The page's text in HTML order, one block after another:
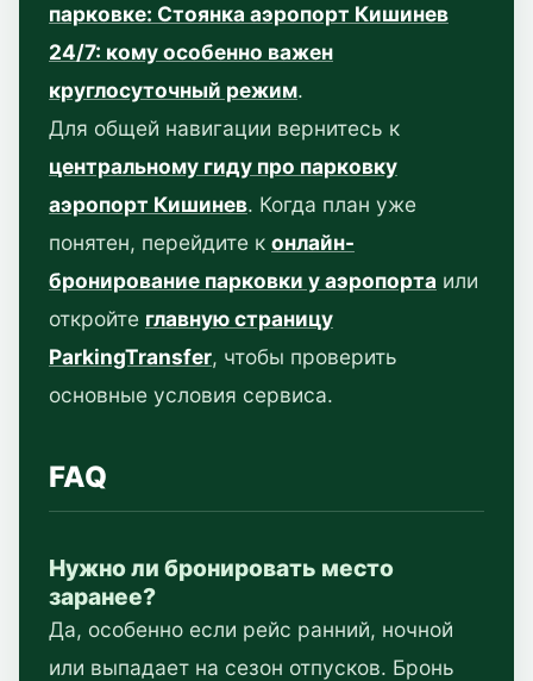
парковке: Стоянка аэропорт Кишинев
24/7: кому особенно важен
круглосуточный режим.
Для общей навигации вернитесь к
центральному гиду про парковку
аэропорт Кишинев. Когда план уже
понятен, перейдите к онлайн-
бронирование парковки у аэропорта или
откройте главную страницу
ParkingTransfer, чтобы проверить
основные условия сервиса.
FAQ
Нужно ли бронировать место
заранее?
Да, особенно если рейс ранний, ночной
или выпадает на сезон отпусков. Бронь